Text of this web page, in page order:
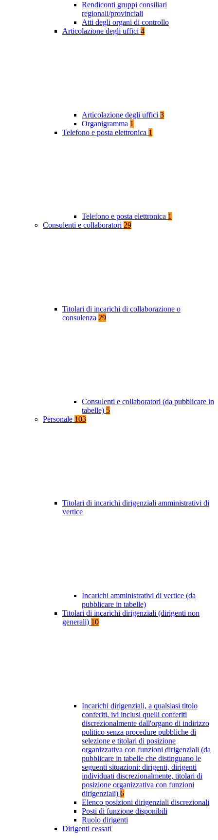
Rendiconti gruppi consiliari
regionali/provinciali
Atti degli organi di controllo
Articolazione degli uffici 4
Articolazione degli uffici 3
Organigramma 1
Telefono e posta elettronica 1
Telefono e posta elettronica 1
Consulenti e collaboratori 29
Titolari di incarichi di collaborazione o
consulenza 29
Consulenti e collaboratori (da pubblicare in
tabelle) 5
Personale 103
Titolari di incarichi dirigenziali amministrativi di
vertice
Incarichi amministrativi di vertice (da
pubblicare in tabelle)
Titolari di incarichi dirigenziali (dirigenti non
generali) 10
Incarichi dirigenziali, a qualsiasi titolo
conferiti, ivi inclusi quelli conferiti
discrezionalmente dall'organo di indirizzo
politico senza procedure pubbliche di
selezione e titolari di posizione
organizzativa con funzioni dirigenziali (da
pubblicare in tabelle che distinguano le
seguenti situazioni: dirigenti, dirigenti
individuati discrezionalmente, titolari di
posizione organizzativa con funzioni
dirigenziali) 6
Elenco posizioni dirigenziali discrezionali
Posti di funzione disponibili
Ruolo dirigenti
Dirigenti cessati